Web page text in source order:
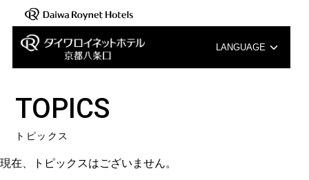
LANGUAGE
TOPICS
トピックス
現在、トピックスはございません。